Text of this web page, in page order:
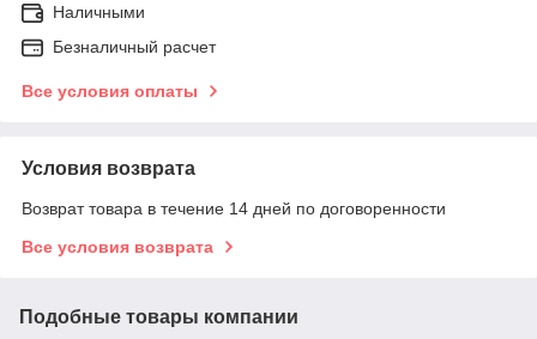
Наличными
Безналичный расчет
Все условия оплаты
Условия возврата
Возврат товара в течение 14 дней по договоренности
Все условия возврата
Подобные товары компании